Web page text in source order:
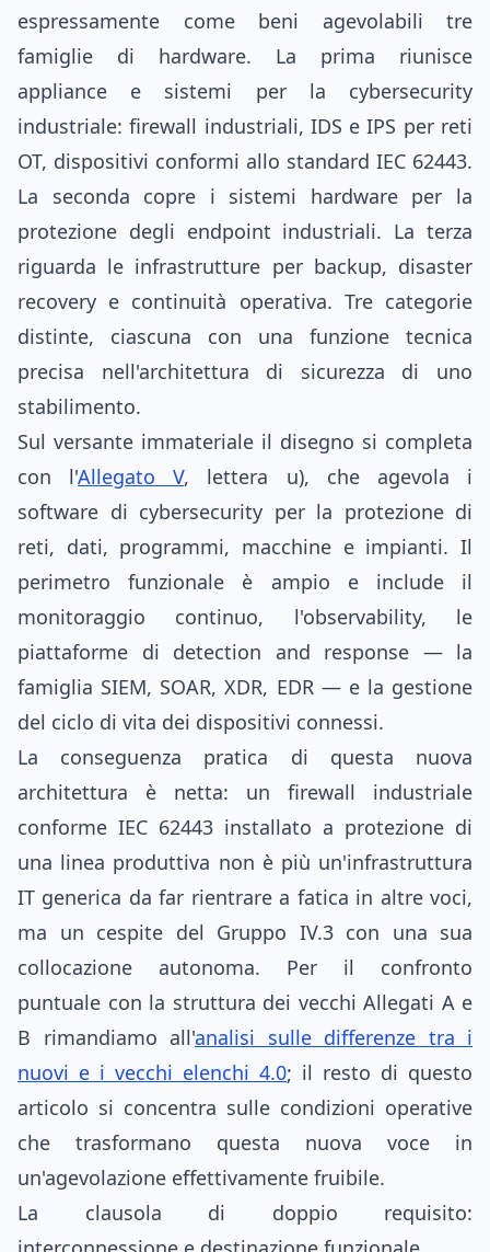
espressamente come beni agevolabili tre
famiglie di hardware. La prima riunisce
appliance e sistemi per la cybersecurity
industriale: firewall industriali, IDS e IPS per reti
OT, dispositivi conformi allo standard IEC 62443.
La seconda copre i sistemi hardware per la
protezione degli endpoint industriali. La terza
riguarda le infrastrutture per backup, disaster
recovery e continuità operativa. Tre categorie
distinte, ciascuna con una funzione tecnica
precisa nell'architettura di sicurezza di uno
stabilimento.
Sul versante immateriale il disegno si completa
con l'Allegato V, lettera u), che agevola i
software di cybersecurity per la protezione di
reti, dati, programmi, macchine e impianti. Il
perimetro funzionale è ampio e include il
monitoraggio continuo, l'observability, le
piattaforme di detection and response — la
famiglia SIEM, SOAR, XDR, EDR — e la gestione
del ciclo di vita dei dispositivi connessi.
La conseguenza pratica di questa nuova
architettura è netta: un firewall industriale
conforme IEC 62443 installato a protezione di
una linea produttiva non è più un'infrastruttura
IT generica da far rientrare a fatica in altre voci,
ma un cespite del Gruppo IV.3 con una sua
collocazione autonoma. Per il confronto
puntuale con la struttura dei vecchi Allegati A e
B rimandiamo all'analisi sulle differenze tra i
nuovi e i vecchi elenchi 4.0; il resto di questo
articolo si concentra sulle condizioni operative
che trasformano questa nuova voce in
un'agevolazione effettivamente fruibile.
La clausola di doppio requisito: